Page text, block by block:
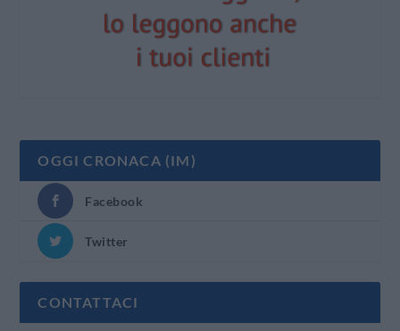
OGGI CRONACA (IM)
Facebook
Twitter
CONTATTACI